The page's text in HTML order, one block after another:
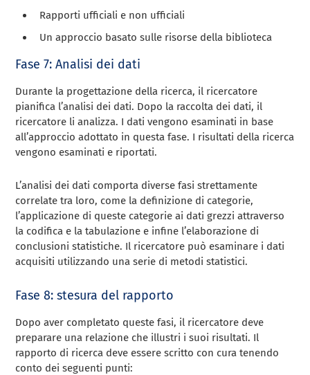
Rapporti ufficiali e non ufficiali
Un approccio basato sulle risorse della biblioteca
Fase 7: Analisi dei dati
Durante la progettazione della ricerca, il ricercatore
pianifica l’analisi dei dati. Dopo la raccolta dei dati, il
ricercatore li analizza. I dati vengono esaminati in base
all’approccio adottato in questa fase. I risultati della ricerca
vengono esaminati e riportati.
L’analisi dei dati comporta diverse fasi strettamente
correlate tra loro, come la definizione di categorie,
l’applicazione di queste categorie ai dati grezzi attraverso
la codifica e la tabulazione e infine l’elaborazione di
conclusioni statistiche. Il ricercatore può esaminare i dati
acquisiti utilizzando una serie di metodi statistici.
Fase 8: stesura del rapporto
Dopo aver completato queste fasi, il ricercatore deve
preparare una relazione che illustri i suoi risultati. Il
rapporto di ricerca deve essere scritto con cura tenendo
conto dei seguenti punti: